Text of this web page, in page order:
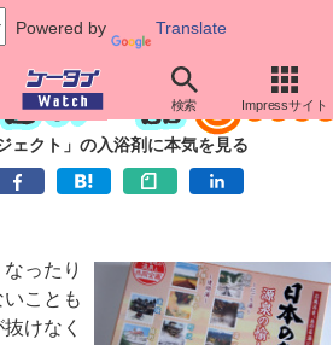
Powered by Translate
検索 Impressサイト
ェクト」の入浴剤に本気を見る
ったり
ことも
けなく